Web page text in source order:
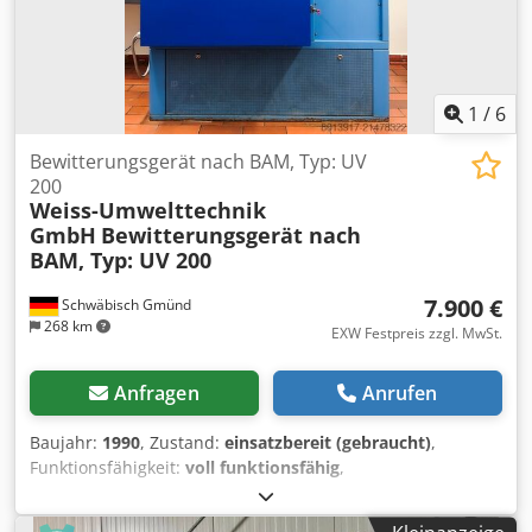
1 / 6
Schwäbisch Gmünd
268 km
Bewitterungsgerät nach BAM, Typ: UV
200
Weiss-Umwelttechnik
GmbH Bewitterungsgerät nach
BAM, Typ: UV 200
7.900 €
EXW Festpreis zzgl. MwSt.
Anfragen Anrufen
Baujahr: 1990, Zustand: einsatzbereit (gebraucht),
Funktionsfähigkeit: voll funktionsfähig,
Anschlussspannung: 380V, Anschlussleistung: 7,5kVA,
spezifischer Leistungsbedarf 2 kW/m² Global-UV-